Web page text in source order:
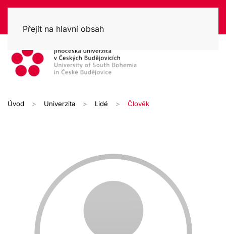
Přejít na hlavní obsah
Úvod Univerzita Lidé Člověk